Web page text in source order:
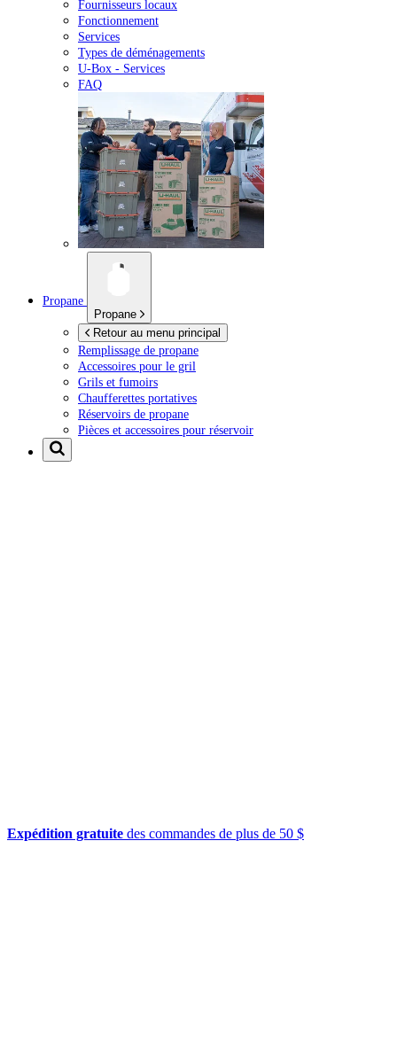
Fournisseurs locaux
Fonctionnement
Services
Types de déménagements
U-Box - Services
FAQ
Propane
Propane
Retour au menu principal
Remplissage de propane
Accessoires pour le gril
Grils et fumoirs
Chaufferettes portatives
Réservoirs de propane
Pièces et accessoires pour réservoir
Expédition gratuite des commandes de plus de 50 $